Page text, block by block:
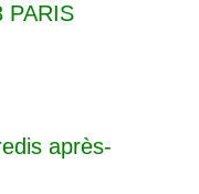
PARIS
après-